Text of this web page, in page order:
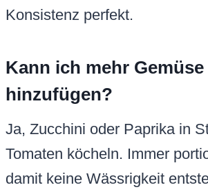
Konsistenz perfekt.
Kann ich mehr Gemüse
hinzufügen?
Ja, Zucchini oder Paprika in
Tomaten köcheln. Immer
damit keine Wässrigkeit